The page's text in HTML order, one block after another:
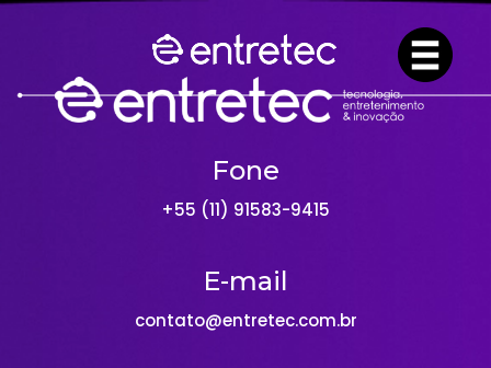
Fone
+55 (11) 91583-9415
E-mail
contato@entretec.com.br